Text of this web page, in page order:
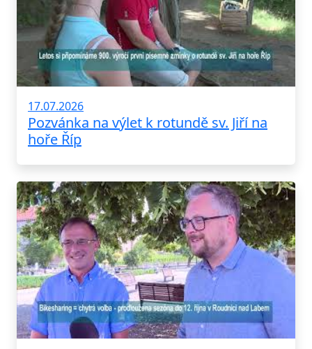
17.07.2026
Pozvánka na výlet k rotundě sv. Jiří na
hoře Říp